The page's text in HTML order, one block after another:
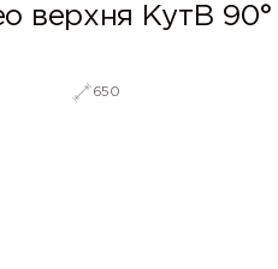
верхня КутВ 90°
650